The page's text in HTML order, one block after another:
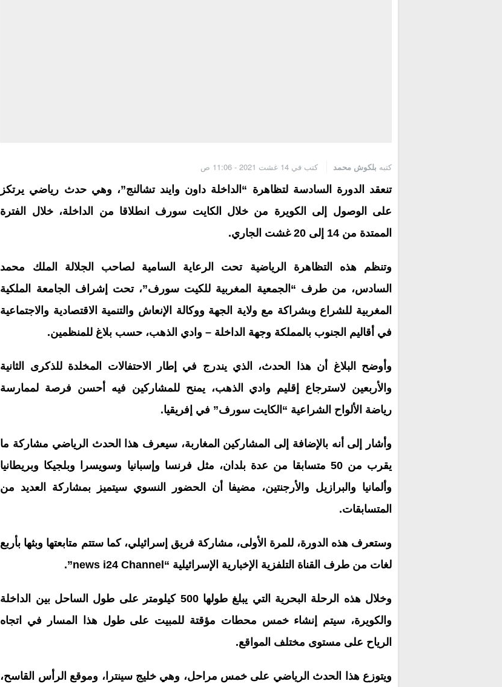
كتبه بلكوش محمد كتب في 14 غشت 2021 - 11:06 ص
تنعقد الدورة السادسة لتظاهرة “الداخلة داون وايند تشالنج”، وهي حدث رياضي يرتكز
على الوصول إلى الكويرة من خلال الكايت سورف انطلاقا من الداخلة، خلال الفترة
الممتدة من 14 إلى 20 غشت الجاري.
وتنظم هذه التظاهرة الرياضية تحت الرعاية السامية لصاحب الجلالة الملك محمد
السادس، من طرف “الجمعية المغربية للكيت سورف”، تحت إشراف الجامعة الملكية
المغربية للشراع وبشراكة مع ولاية الجهة ووكالة الإنعاش والتنمية الاقتصادية والاجتماعية
في أقاليم الجنوب بالمملكة وجهة الداخلة – وادي الذهب، حسب بلاغ للمنظمين.
وأوضح البلاغ أن هذا الحدث، الذي يندرج في إطار الاحتفالات المخلدة للذكرى الثانية
والأربعين لاسترجاع إقليم وادي الذهب، يمنح للمشاركين فيه أحسن فرصة لممارسة
رياضة الألواح الشراعية “الكايت سورف” في إفريقيا.
وأشار إلى أنه بالإضافة إلى المشاركين المغاربة، سيعرف هذا الحدث الرياضي مشاركة ما
يقرب من 50 متسابقا من عدة بلدان، مثل فرنسا وإسبانيا وسويسرا وبلجيكا وبريطانيا
وألمانيا والبرازيل والأرجنتين، مضيفا أن الحضور النسوي سيتميز بمشاركة العديد من
المتسابقات.
وستعرف هذه الدورة، للمرة الأولى، مشاركة فريق إسرائيلي، كما ستتم متابعتها وبثها بأربع
لغات من طرف القناة التلفزية الإخبارية الإسرائيلية “news i24 Channel”.
وخلال هذه الرحلة البحرية التي يبلغ طولها 500 كيلومتر على طول الساحل بين الداخلة
والكويرة، سيتم إنشاء خمس محطات مؤقتة للمبيت على طول هذا المسار في اتجاه
الرياح على مستوى مختلف المواقع.
ويتوزع هذا الحدث الرياضي على خمس مراحل، وهي خليج سينترا، وموقع الرأس القاسح،